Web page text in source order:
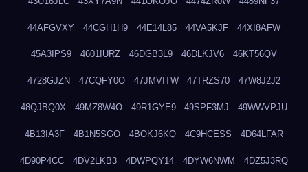
44AFGVXY 44CGH1H9 44E14L85 44VA5KJF 44XI8AFW
45A3IPS9 4601IURZ 46DGB3L9 46DLKJV6 46KT56QV
4728GJZN 47CQFY0O 47JMVITW 47TRZS70 47W8J2J2
48QJBQ0X 49MZ8W4O 49R1GYE9 49SPF3MJ 49WWVPJU
4B13IA3F 4B1N5SGO 4BOKJ6KQ 4C9HCESS 4D64LFAR
4D90P4CC 4DV2LKB3 4DWPQY14 4DYW6NWM 4DZ5J3RQ